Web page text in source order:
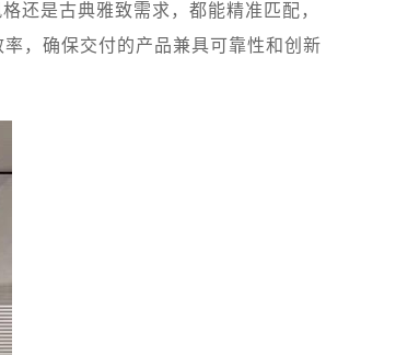
还是古典雅致需求，都能精准匹配，
，确保交付的产品兼具可靠性和创新